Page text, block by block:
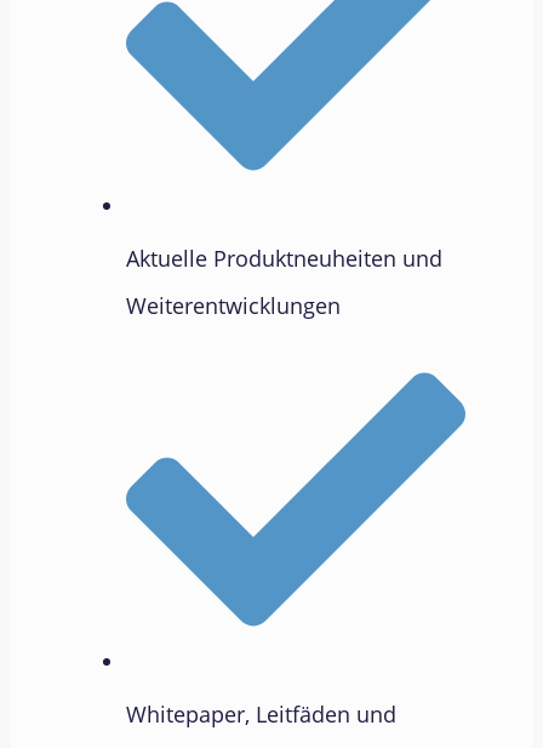
Aktuelle Produktneuheiten und
Weiterentwicklungen
Whitepaper, Leitfäden und